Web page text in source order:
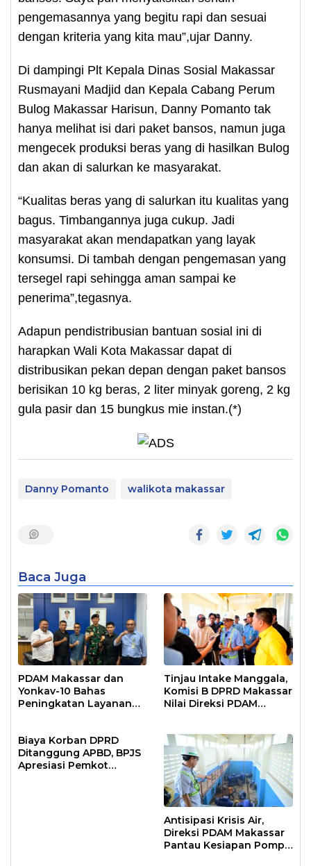
pengemasannya yang begitu rapi dan sesuai
dengan kriteria yang kita mau”,ujar Danny.
Di dampingi Plt Kepala Dinas Sosial Makassar
Rusmayani Madjid dan Kepala Cabang Perum
Bulog Makassar Harisun, Danny Pomanto tak
hanya melihat isi dari paket bansos, namun juga
mengecek produksi beras yang di hasilkan Bulog
dan akan di salurkan ke masyarakat.
“Kualitas beras yang di salurkan itu kualitas yang
bagus. Timbangannya juga cukup. Jadi
masyarakat akan mendapatkan yang layak
konsumsi. Di tambah dengan pengemasan yang
tersegel rapi sehingga aman sampai ke
penerima”,tegasnya.
Adapun pendistribusian bantuan sosial ini di
harapkan Wali Kota Makassar dapat di
distribusikan pekan depan dengan paket bansos
berisikan 10 kg beras, 2 liter minyak goreng, 2 kg
gula pasir dan 15 bungkus mie instan.(*)
Danny Pomanto walikota makassar
Baca Juga
PDAM Makassar dan
Yonkav-10 Bahas
Peningkatan Layanan
Tinjau Intake Manggala,
Komisi B DPRD Makassar
Nilai Direksi PDAM
Biaya Korban DPRD
Ditanggung APBD, BPJS
Apresiasi Pemkot
Antisipasi Krisis Air,
Direksi PDAM Makassar
Pantau Kesiapan Pompa